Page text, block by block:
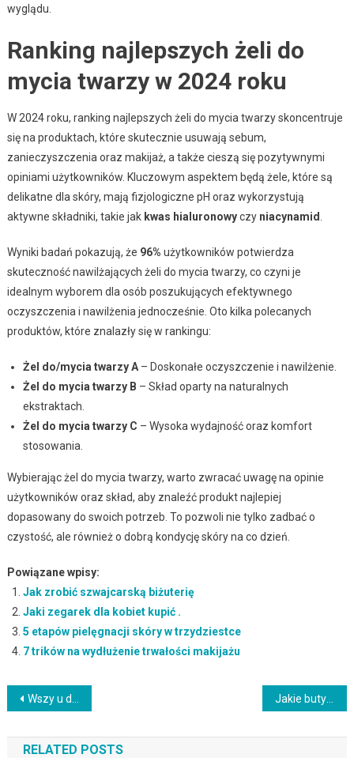
wyglądu.
Ranking najlepszych żeli do
mycia twarzy w 2024 roku
W 2024 roku, ranking najlepszych żeli do mycia twarzy skoncentruje
się na produktach, które skutecznie usuwają sebum,
zanieczyszczenia oraz makijaż, a także cieszą się pozytywnymi
opiniami użytkowników. Kluczowym aspektem będą żele, które są
delikatne dla skóry, mają fizjologiczne pH oraz wykorzystują
aktywne składniki, takie jak kwas hialuronowyczy niacynamid
Wyniki badań pokazują, że 96% użytkowników potwierdza
skuteczność nawilżających żeli do mycia twarzy, co czyni je
idealnym wyborem dla osób poszukujących efektywnego
oczyszczenia i nawilżenia jednocześnie. Oto kilka polecanych
produktów, które znalazły się w rankingu:
Żel do/mycia twarzy A– Doskonałe oczyszczenie i nawilżenie.
Żel do mycia twarzy B – Skład oparty na naturalnych
ekstraktach.
Żel do mycia twarzy C – Wysoka wydajność oraz komfort
stosowania.
Wybierając żel do mycia twarzy, warto zwracać uwagę na opinie
użytkowników oraz skład, aby znaleźć produkt najlepiej
dopasowany do swoich potrzeb. To pozwoli nie tylko zadbać o
czystość, ale również o dobrą kondycję skóry na co dzień.
Powiązane wpisy:
Jak zrobić szwajcarską biżuterię
Jaki zegarek dla kobiet kupić .
5 etapów pielęgnacji skóry w trzydziestce
7 trików na wydłużenie trwałości makijażu
Nawigacja
wpisu
Wszy u dzieci – jak rozpoznać, leczyć i zapobiegać? Jakie buty pasują do granatowych spodni damskich? Przewodnik stylowy
RELATED POSTS